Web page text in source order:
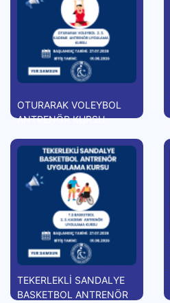
OTURARAK VOLEYBOL
ANTRENÖR KURSU
TEKERLEKLİ SANDALYE
BASKETBOL ANTRENÖR